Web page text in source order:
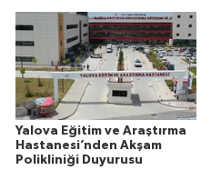
Yalova Eğitim ve Araştırma
Hastanesi’nden Akşam
Polikliniği Duyurusu